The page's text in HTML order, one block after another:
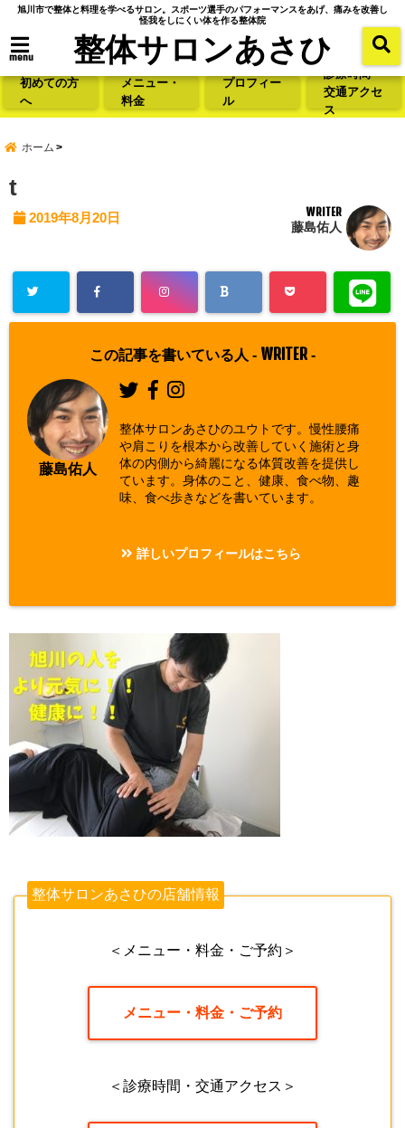
旭川市で整体と料理を学べるサロン。スポーツ選手のパフォーマンスをあげ、痛みを改善し
怪我をしにくい体を作る整体院
menu 整体サロンあさひ
初めての方
へ
メニュー・
料金
プロフィー
ル
診療時間・
交通アクセ
ス
ホーム
t
2019年8月20日 WRITER
藤島佑人
この記事を書いている人 - WRITER -
藤島佑人
整体サロンあさひのユウトです。慢性腰痛
や肩こりを根本から改善していく施術と身
体の内側から綺麗になる体質改善を提供し
ています。身体のこと、健康、食べ物、趣
味、食べ歩きなどを書いています。
詳しいプロフィールはこちら
整体サロンあさひの店舗情報
＜メニュー・料金・ご予約＞
メニュー・料金・ご予約
＜診療時間・交通アクセス＞